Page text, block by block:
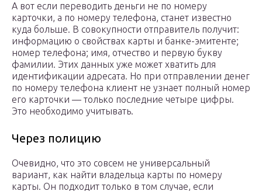
А вот если переводить деньги не по номеру
карточки, а по номеру телефона, станет известно
куда больше. В совокупности отправитель получит:
информацию о свойствах карты и банке-эмитенте;
номер телефона; имя, отчество и первую букву
фамилии. Этих данных уже может хватить для
идентификации адресата. Но при отправлении денег
по номеру телефона клиент не узнает полный номер
его карточки — только последние четыре цифры.
Это необходимо учитывать.
Через полицию
Очевидно, что это совсем не универсальный
вариант, как найти владельца карты по номеру
карты. Он подходит только в том случае, если